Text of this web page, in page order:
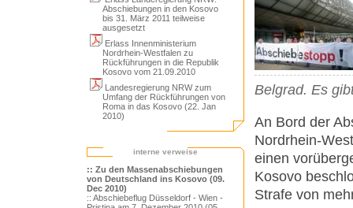
Abschiebungen in den Kosovo
bis 31. März 2011 teilweise
ausgesetzt
Erlass Innenministerium
Nordrhein-Westfalen zu
Rückführungen in die Republik
Kosovo vom 21.09.2010
Landesregierung NRW zum
Umfang der Rückführungen von
Roma in das Kosovo (22. Jan
2010)
interne verweise
:: Zu den Massenabschiebungen
von Deutschland ins Kosovo (09.
Dec 2010)
:: Abschiebeflug Düsseldorf - Wien -
Belgrad. Es
An Bord der
Nordrhein-
einen
Kosovo
Strafe von